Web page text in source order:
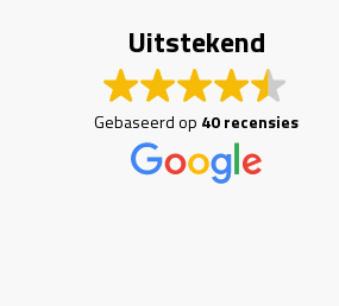
Uitstekend
Gebaseerd op 40 recensies